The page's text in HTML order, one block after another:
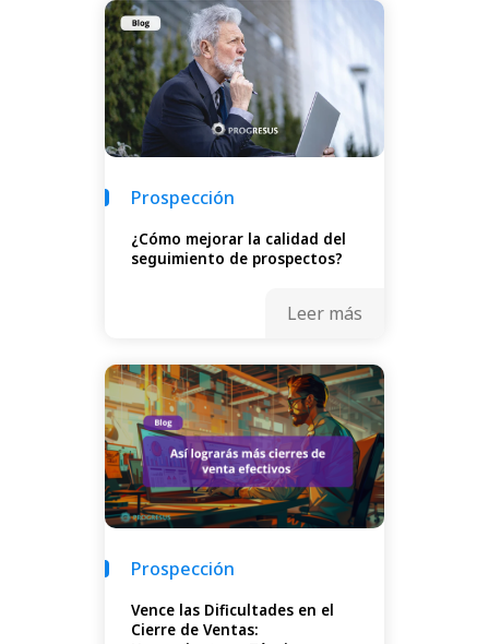
Prospección
¿Cómo mejorar la calidad del
seguimiento de prospectos?
Leer más
Prospección
Vence las Dificultades en el
Cierre de Ventas: